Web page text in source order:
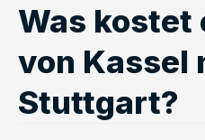
Was kostet
von Kassel
Stuttgart?